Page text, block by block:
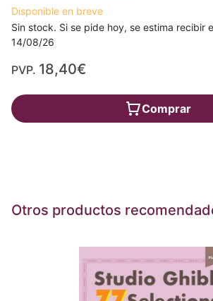
Disponible en breve
Sin stock. Si se pide hoy, se estima recibir
14/08/26
PVP. 18,40€
Comprar
Otros productos